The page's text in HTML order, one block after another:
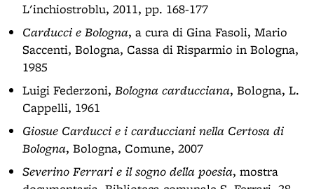
L'inchiostroblu, 2011, pp. 168-177
Carducci e Bologna, a cura di Gina Fasoli, Mario
Saccenti, Bologna, Cassa di Risparmio in Bologna,
1985
Luigi Federzoni, Bologna carducciana, Bologna, L.
Cappelli, 1961
Giosue Carducci e i carducciani nella Certosa di
Bologna, Bologna, Comune, 2007
Severino Ferrari e il sogno della poesia, mostra